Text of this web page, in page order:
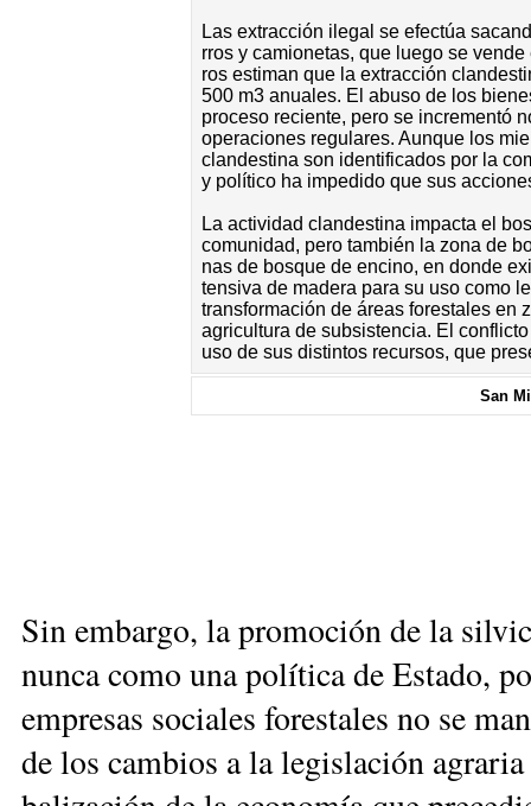
Las ex­trac­ción ile­gal se efec­túa
rros y ca­mio­ne­tas, que lue­go se
ros es­ti­man que la ex­trac­ción
500 m3 anua­les. El abu­so de los
pro­ce­so re­cien­te, pe­ro se in­cre­men­tó
ope­ra­cio­nes re­gu­la­res. Aun­que los
clan­des­ti­na son iden­ti­fi­ca­dos por la
y po­lí­ti­co ha im­pe­di­do que sus
La ac­ti­vi­dad clan­des­ti­na im­pac­ta el
co­mu­ni­dad, pe­ro tam­bién la zo­na de
nas de bos­que de en­ci­no, en don­de
ten­si­va de ma­de­ra pa­ra su uso co­mo
trans­for­ma­ción de áreas fo­res­ta­les en
agri­cul­tu­ra de sub­sis­ten­cia. El
uso de sus dis­tin­tos re­cur­sos, que
San
Sin em­bar­go, la pro­mo­ción de la
nun­ca co­mo una po­lí­ti­ca de Es­ta­do,
em­pre­sas so­cia­les fo­res­ta­les no se
de los cam­bios a la le­gis­la­ción